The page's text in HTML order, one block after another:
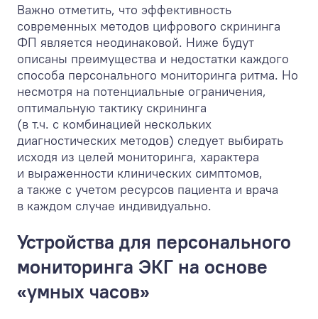
Важно отметить, что эффективность
современных методов цифрового скрининга
ФП является неодинаковой. Ниже будут
описаны преимущества и недостатки каждого
способа персонального мониторинга ритма. Но
несмотря на потенциальные ограничения,
оптимальную тактику скрининга
(в т.ч. с комбинацией нескольких
диагностических методов) следует выбирать
исходя из целей мониторинга, характера
и выраженности клинических симптомов,
а также с учетом ресурсов пациента и врача
в каждом случае индивидуально.
Устройства для персонального
мониторинга ЭКГ на основе
«умных часов»